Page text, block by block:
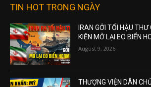
TIN HOT TRONG NGÀY
IRAN GỞI TỐI HẬU
KIỆN MỞ LẠI EO BIỂN
August 9, 2026
THƯỢNG VIỆN DÂN